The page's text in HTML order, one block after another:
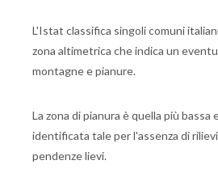
L'Istat classifica singoli comuni
zona altimetrica che indica un
montagne e pianure.
La zona di pianura è quella più bassa
identificata tale per l'assenza di
pendenze lievi.